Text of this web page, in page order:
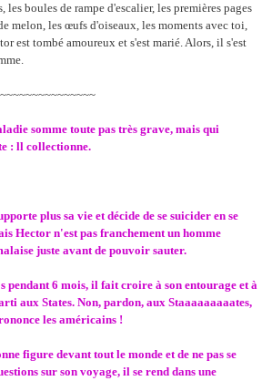
les boules de rampe d'escalier, les premières pages
melon, les œufs d'oiseaux, les moments avec toi,
est tombé amoureux et s'est marié. Alors, il s'est
somme toute pas très grave, mais qui
: ll collectionne.
plus sa vie et décide de se suicider en se
Hector n'est pas franchement un homme
juste avant de pouvoir sauter.
pendant 6 mois, il fait croire à son entourage et à
aux States. Non, pardon, aux Staaaaaaaaates,
les américains !
figure devant tout le monde et de ne pas se
sur son voyage, il se rend dans une